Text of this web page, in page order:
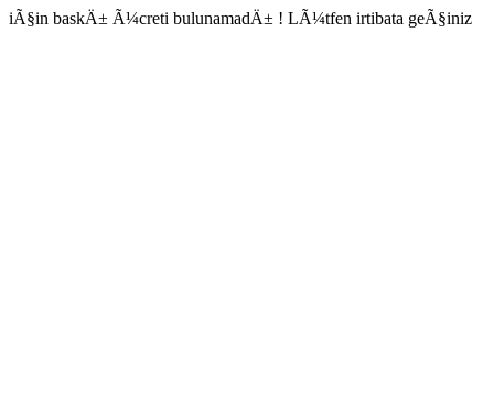
iÃ§in baskÄ± Ã¼creti bulunamadÄ± ! LÃ¼tfen irtibata geÃ§iniz